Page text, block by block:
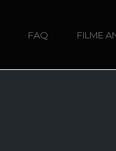
FAQ FILME